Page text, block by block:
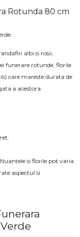
Rotunda 80 cm
albi si rosii,
funerare rotunde, florile
care mareste durata de
a acestora.
si florile pot varia
aspectul si